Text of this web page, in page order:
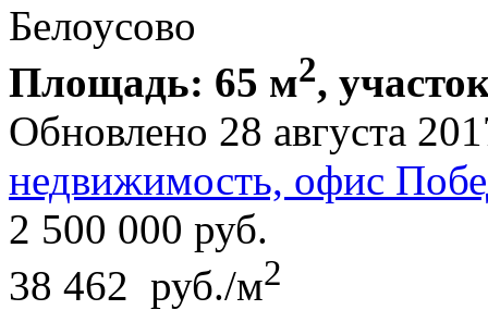
Белоусово
Площадь: 65 м2,
Обновлено 28 августа
недвижимость, офис
2 500 000 руб.
38 462 руб./м2